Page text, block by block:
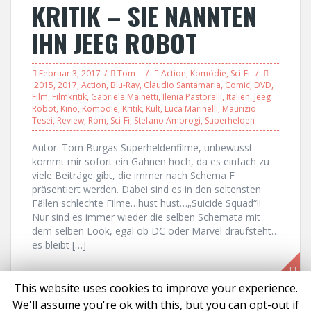
KRITIK – SIE NANNTEN
IHN JEEG ROBOT
Februar 3, 2017 Tom Action, Komödie, Sci-Fi
2015, 2017, Action, Blu-Ray, Claudio Santamaria, Comic, DVD,
Film, Filmkritik, Gabriele Mainetti, Ilenia Pastorelli, Italien, Jeeg
Robot, Kino, Komödie, Kritik, Kult, Luca Marinelli, Maurizio
Tesei, Review, Rom, Sci-Fi, Stefano Ambrogi, Superhelden
Autor: Tom Burgas Superheldenfilme, unbewusst
kommt mir sofort ein Gähnen hoch, da es einfach zu
viele Beiträge gibt, die immer nach Schema F
präsentiert werden. Dabei sind es in den seltensten
Fällen schlechte Filme…hust hust…„Suicide Squad“!!
Nur sind es immer wieder die selben Schemata mit
dem selben Look, egal ob DC oder Marvel draufsteht…
es bleibt […]
This website uses cookies to improve your experience.
We'll assume you're ok with this, but you can opt-out if